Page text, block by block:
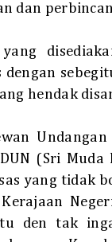
dan
yang
hendak
(Sri
yang tidak
den tak